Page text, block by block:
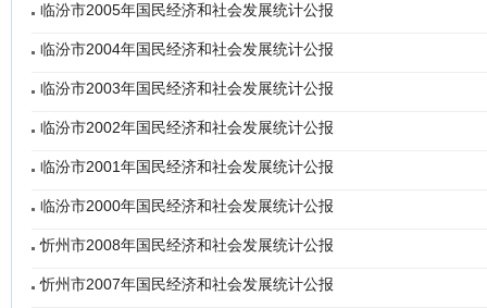
临汾市2005年国民经济和社会发展统计公报
临汾市2004年国民经济和社会发展统计公报
临汾市2003年国民经济和社会发展统计公报
临汾市2002年国民经济和社会发展统计公报
临汾市2001年国民经济和社会发展统计公报
临汾市2000年国民经济和社会发展统计公报
忻州市2008年国民经济和社会发展统计公报
忻州市2007年国民经济和社会发展统计公报